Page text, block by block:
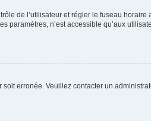
de l’utilisateur et régler le fuseau horaire
n’est accessible qu’aux
erronée. Veuillez contacter un